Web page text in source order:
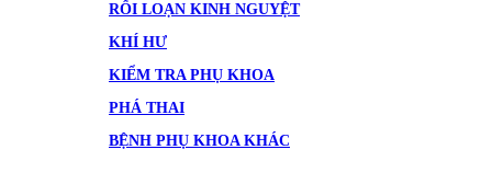
RỐI LOẠN KINH NGUYỆT
KHÍ HƯ
KIỂM TRA PHỤ KHOA
PHÁ THAI
BỆNH PHỤ KHOA KHÁC